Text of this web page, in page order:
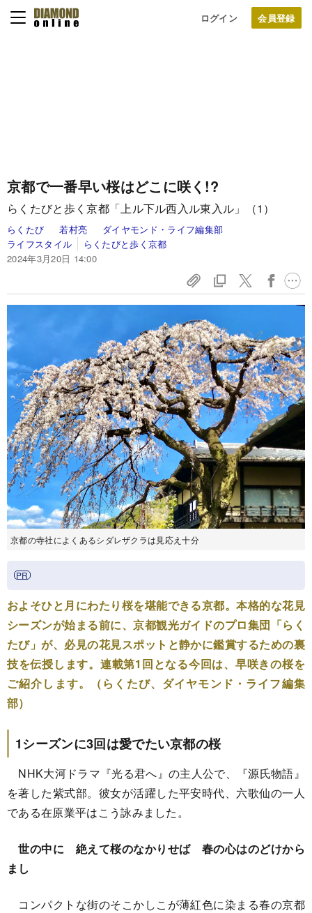
ログイン
京都で一番早い桜はどこに咲く!?
らくたびと歩く京都「上ル下ル西入ル東入ル」（1）
らくたび 若村亮
ダイヤモンド・ライフ編集部
ライフスタイル
らくたびと歩く京都
2024年3月20日 14:00
京都の寺社によくあるシダレザクラは見応え十分
およそひと月にわたり桜を堪能できる京都。本格的な花見
シーズンが始まる前に、京都観光ガイドのプロ集団「らく
たび」が、必見の花見スポットと静かに鑑賞するための裏
技を伝授します。連載第1回となる今回は、早咲きの桜を
ご紹介します。（らくたび、ダイヤモンド・ライフ編集
部）
1シーズンに3回は愛でたい京都の桜
NHK大河ドラマ『光る君へ』の主人公で、『源氏物語』
を著した紫式部。彼女が活躍した平安時代、六歌仙の一人
である在原業平はこう詠みました。
世の中に 絶えて桜のなかりせば 春の心はのどけから
まし
コンパクトな街のそこかしこが薄紅色に染まる春の京都